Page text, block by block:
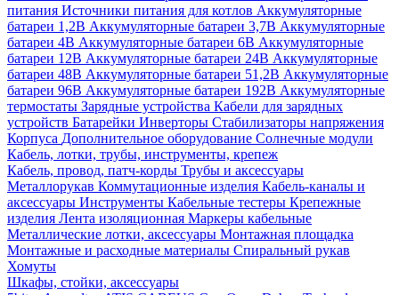
питания Источники питания для котлов Аккумуляторные
батареи 1,2В Аккумуляторные батареи 3,7В Аккумуляторные
батареи 4В Аккумуляторные батареи 6В Аккумуляторные
батареи 12В Аккумуляторные батареи 24В Аккумуляторные
батареи 48В Аккумуляторные батареи 51,2В Аккумуляторные
батареи 96В Аккумуляторные батареи 192В Аккумуляторные
термостаты Зарядные устройства Кабели для зарядных
устройств Батарейки Инверторы Стабилизаторы напряжения
Корпуса Дополнительное оборудование Солнечные модули
Кабель, лотки, трубы, инструменты, крепеж
Кабель, провод, патч-корды Трубы и аксессуары
Металлорукав Коммутационные изделия Кабель-каналы и
аксессуары Инструменты Кабельные тестеры Крепежные
изделия Лента изоляционная Маркеры кабельные
Металлические лотки, аксессуары Монтажная площадка
Монтажные и расходные материалы Спиральный рукав
Хомуты
Шкафы, стойки, аксессуары